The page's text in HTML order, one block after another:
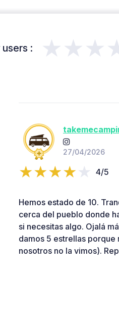
:
27/04/2026
4/5
Hemos estado de 10.
cerca del pueblo donde
si necesitas algo. Ojalá
damos 5 estrellas
nosotros no la vimos).